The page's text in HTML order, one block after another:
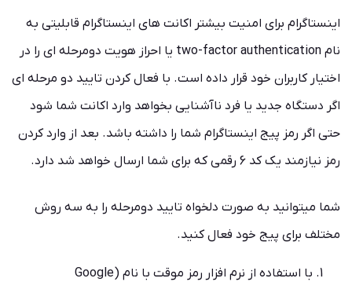
اینستاگرام برای امنیت بیشتر اکانت های اینستاگرام قابلیتی به
نام two-factor authentication یا احراز هویت دومرحله ای را در
اختیار کاربران خود قرار داده است. با فعال کردن تایید دو مرحله ای
اگر دستگاه جدید یا فرد ناآشنایی بخواهد وارد اکانت شما شود
حتی اگر رمز پیج اینستاگرام شما را داشته باشد. بعد از وارد کردن
رمز نیازمند یک کد 6 رقمی که برای شما ارسال خواهد شد دارد.
شما میتوانید به صورت دلخواه تایید دومرحله را به سه روش
مختلف برای پیج خود فعال کنید.
با استفاده از نرم افزار رمز موقت با نام (Google